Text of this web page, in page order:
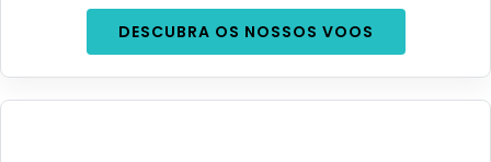
DESCUBRA OS NOSSOS VOOS